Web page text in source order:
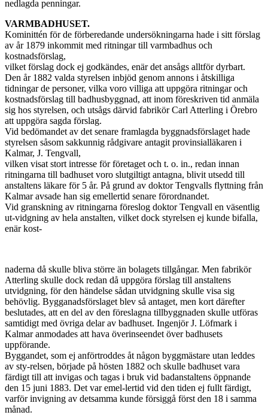
nedlagda penningar.
VARMBADHUSET.
Kominittén för de förberedande undersökningarna hade i sitt förslag
av år 1879 inkommit med ritningar till varmbadhus och
kostnadsförslag,
vilket förslag dock ej godkändes, enär det ansågs alltför dyrbart.
Den år 1882 valda styrelsen inbjöd genom annons i åtskilliga
tidningar de personer, vilka voro villiga att uppgöra ritningar och
kostnadsförslag till badhusbyggnad, att inom föreskriven tid anmäla
sig hos styrelsen, och utsågs därvid fabrikör Carl Atterling i Örebro
att uppgöra sagda förslag.
Vid bedömandet av det senare framlagda byggnadsförslaget hade
styrelsen såsom sakkunnig rådgivare antagit provinsialläkaren i
Kalmar, J. Tengvall,
vilken visat stort intresse för företaget och t. o. in., redan innan
ritningarna till badhuset voro slutgiltigt antagna, blivit utsedd till
anstaltens läkare för 5 år. På grund av doktor Tengvalls flyttning från
Kalmar avsade han sig emellertid senare förordnandet.
Vid granskning av ritningarna föreslog doktor Tengvall en väsentlig
ut-vidgning av hela anstalten, vilket dock styrelsen ej kunde bifalla,
enär kost-
naderna då skulle bliva större än bolagets tillgångar. Men fabrikör
Atterling skulle dock redan då uppgöra förslag till anstaltens
utvidgning, för den händelse sådan utvidgning skulle visa sig
behövlig. Bygganadsförslaget blev så antaget, men kort därefter
beslutades, att en del av den föreslagna tillbyggnaden skulle utföras
samtidigt med övriga delar av badhuset. Ingenjör J. Löfmark i
Kalmar anmodades att hava överinseendet över badhusets
uppförande.
Byggandet, som ej anförtroddes åt någon byggmästare utan leddes
av sty-relsen, började på hösten 1882 och skulle badhuset vara
färdigt till att invigas och tagas i bruk vid badanstaltens öppnande
den 15 juni 1883. Det var emel-lertid vid den tiden ej fullt färdigt,
varför invigning av detsamma kunde försiggå först den 18 i samma
månad.